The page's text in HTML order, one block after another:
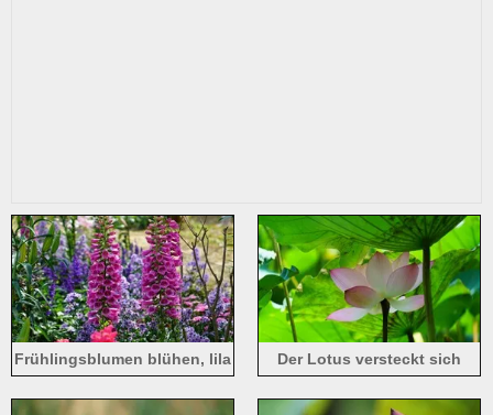
Frühlingsblumen blühen, lila
Der Lotus versteckt sich